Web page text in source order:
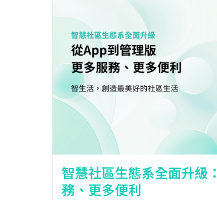
智慧社區生態系全面升級
務、更多便利